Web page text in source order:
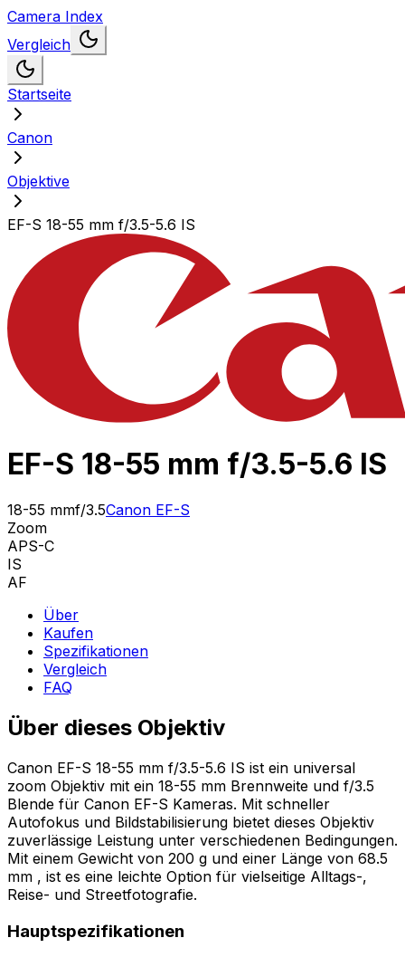
Camera Index
Vergleich
Startseite
Canon
Objektive
EF-S 18-55 mm f/3.5-5.6 IS
EF-S 18-55 mm f/3.5-5.6 IS
18-55 mmf/3.5Canon EF-S
Zoom
APS-C
IS
AF
Über
Kaufen
Spezifikationen
Vergleich
FAQ
Über dieses Objektiv
Canon EF-S 18-55 mm f/3.5-5.6 IS ist ein universal
zoom Objektiv mit ein 18-55 mm Brennweite und f/3.5
Blende für Canon EF-S Kameras. Mit schneller
Autofokus und Bildstabilisierung bietet dieses Objektiv
zuverlässige Leistung unter verschiedenen Bedingungen.
Mit einem Gewicht von 200 g und einer Länge von 68.5
mm , ist es eine leichte Option für vielseitige Alltags-,
Reise- und Streetfotografie.
Hauptspezifikationen